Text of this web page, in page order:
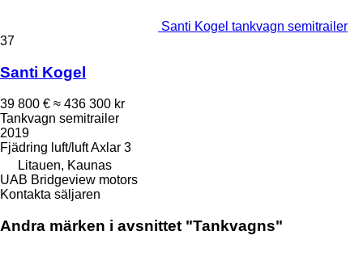
Santi Kogel tankvagn semitrailer
37
Santi Kogel
39 800 € ≈ 436 300 kr
Tankvagn semitrailer
2019
Fjädring luft/luftAxlar 3
Litauen, Kaunas
UAB Bridgeview motors
Kontakta säljaren
Andra märken i avsnittet "Tankvagns"